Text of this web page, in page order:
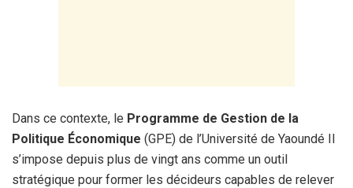
Dans ce contexte, le Programme de Gestion de la
Politique Économique (GPE) de l’Université de Yaoundé II
s’impose depuis plus de vingt ans comme un outil
stratégique pour former les décideurs capables de relever